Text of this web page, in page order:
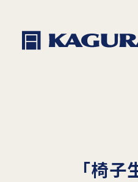
「椅